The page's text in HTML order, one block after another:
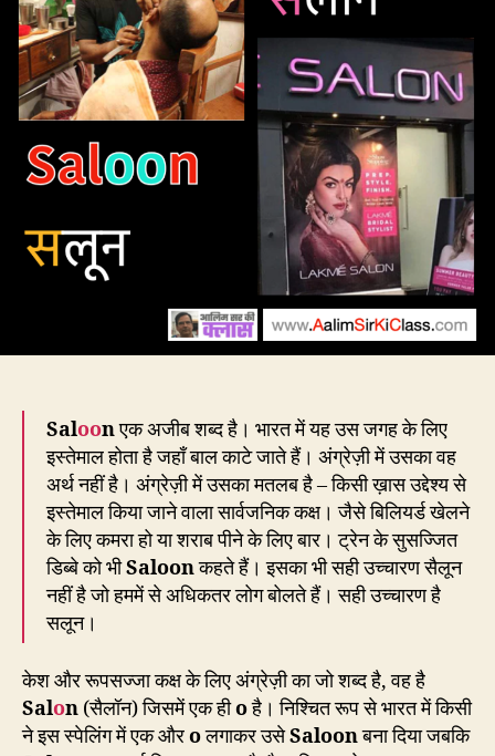
Saloonएक अजीब शब्द है। भारत में यह उस जगह के लिए
इस्तेमाल होता है जहाँ बाल काटे जाते हैं। अंग्रेज़ी में उसका वह
अर्थ नहीं है। अंग्रेज़ी में उसका मतलब है – किसी ख़ास उद्देश्य से
इस्तेमाल किया जाने वाला सार्वजनिक कक्ष। जैसे बिलियर्ड खेलने
के लिए कमरा हो या शराब पीने के लिए बार। ट्रेन के सुसज्जित
डिब्बे को भीSaloonकहते हैं। इसका भी सही उच्चारण सैलून
नहीं है जो हममें से अधिकतर लोग बोलते हैं। सही उच्चारण है
सलून।
केश और रूपसज्जा कक्ष के लिए अंग्रेज़ी का जो शब्द है, वह है
Salon (सैलॉन) जिसमें एक हीoहै। निश्चित रूप से भारत में किसी
ने इस स्पेलिंग में एक औरoलगाकर उसेSaloonबना दिया जबकि